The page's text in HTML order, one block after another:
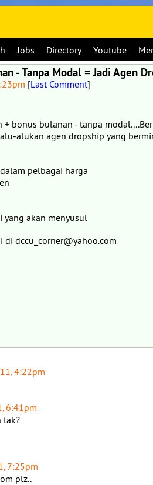
Jobs Directory Youtube
- Tanpa Modal = Jadi Agen
[Last Comment]
+ bonus bulanan - tanpa
alukan agen dropship yang
pelbagai harga
yang akan menyusul
dccu_corner@yahoo.com
4:22pm
6:41pm
tak?
7:25pm
plz..